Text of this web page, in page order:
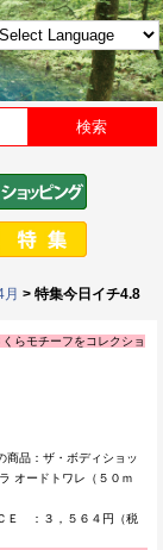
> 特集今日イチ4.8
らモチーフをコレクショ
商品：ザ・ボディショッ
オードトワレ（５０ｍ
Ｅ ：３，５６４円（税